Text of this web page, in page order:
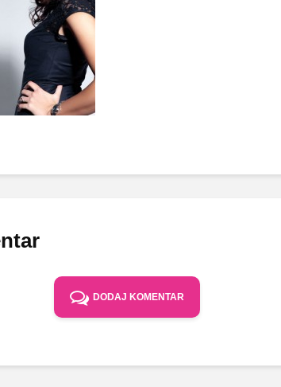
DODAJ KOMENTAR